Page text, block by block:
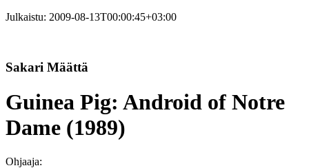
Julkaistu: 2009-08-13T00:00:45+03:00
Sakari Määttä
Guinea Pig: Android of Notre
Dame (1989)
Ohjaaja: